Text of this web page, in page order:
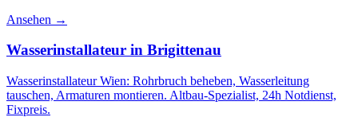
Ansehen →
Wasserinstallateur in Brigittenau
Wasserinstallateur Wien: Rohrbruch beheben, Wasserleitung
tauschen, Armaturen montieren. Altbau-Spezialist, 24h Notdienst,
Fixpreis.